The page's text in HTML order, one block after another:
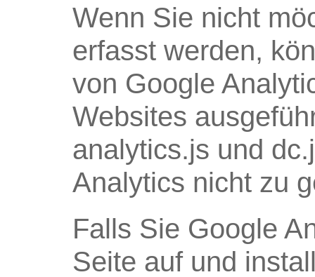
Wenn Sie nicht
erfasst werden,
von Google
Websites
analytics.js und
Analytics nicht zu
Falls Sie Google
Seite auf und